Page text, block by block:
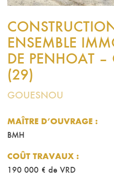
ENSEMBLE
DE PENHOAT –
(29)
GOUESNOU
MAÎTRE D’OUVRAGE :
BMH
COÛT TRAVAUX :
190 000 € de VRD